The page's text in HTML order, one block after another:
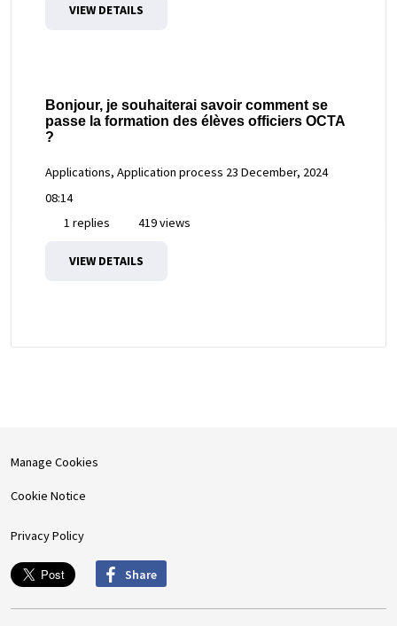
VIEW DETAILS
Bonjour, je souhaiterai savoir comment se
passe la formation des élèves officiers OCTA
?
Applications, Application process 23 December, 2024
08:14
1 replies
419 views
VIEW DETAILS
Manage Cookies
Cookie Notice
Privacy Policy
Share